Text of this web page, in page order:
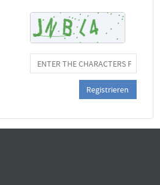
Registrieren